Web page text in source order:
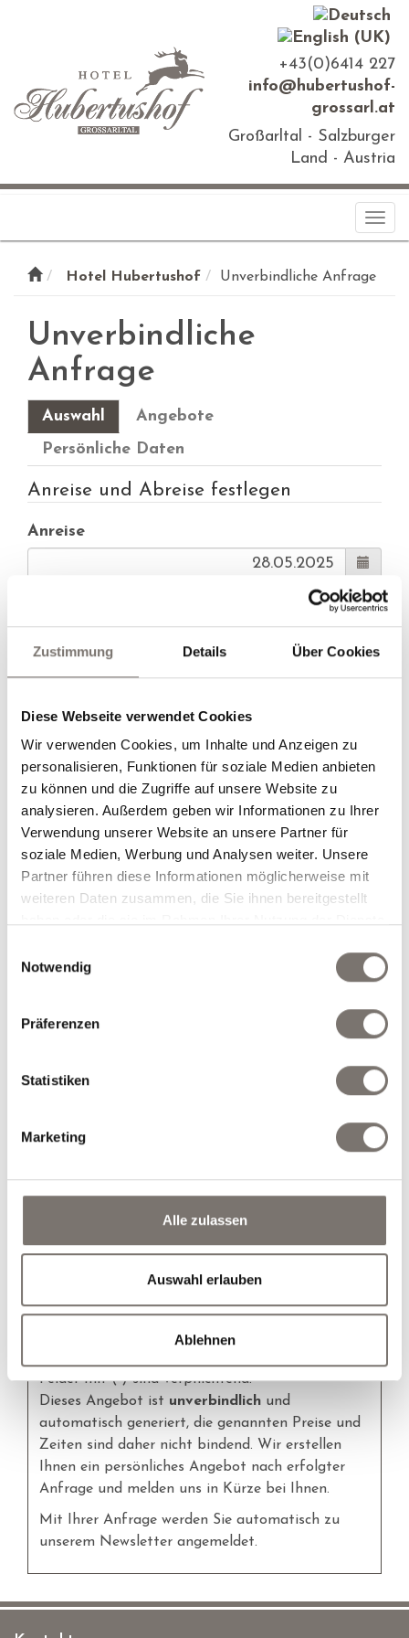
Zustimmung Details Über Cookies
Diese Webseite verwendet Cookies
Wir verwenden Cookies, um Inhalte und Anzeigen zu
personalisieren, Funktionen für soziale Medien anbieten
zu können und die Zugriffe auf unsere Website zu
analysieren. Außerdem geben wir Informationen zu Ihrer
Verwendung unserer Website an unsere Partner für
soziale Medien, Werbung und Analysen weiter. Unsere
Partner führen diese Informationen möglicherweise mit
weiteren Daten zusammen, die Sie ihnen bereitgestellt
Notwendig
Präferenzen
Statistiken
Marketing
Alle zulassen
Auswahl erlauben
Ablehnen
+43(0)6414 227
info@hubertushof-
grossarl.at
Großarltal - Salzburger
Land - Austria
Hotel Hubertushof Unverbindliche Anfrage
Unverbindliche
Anfrage
Auswahl
Angebote
Persönliche Daten
Anreise und Abreise festlegen
Anreise
Alternative Anreise
Alternative Abreise
Zimmertyp und Anzahl der Personen
auswählen
Zimmertyp auswählen*
Anzahl
*
Nur Zimmer mit Frühstück
Hunde
persönliches Angebot erstellen
Felder mit (*) sind verpflichtend!
Dieses Angebot ist unverbindlich und
automatisch generiert, die genannten Preise und
Zeiten sind daher nicht bindend. Wir erstellen
Ihnen ein persönliches Angebot nach erfolgter
Anfrage und melden uns in Kürze bei Ihnen.
Mit Ihrer Anfrage werden Sie automatisch zu
unserem Newsletter angemeldet.